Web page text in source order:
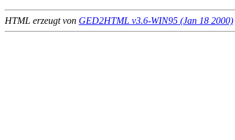
HTML erzeugt von GED2HTML v3.6-WIN95 (Jan 18 2000)